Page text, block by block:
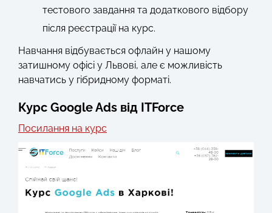
тестового завдання та додаткового відбору
після реєстрації на курс.
Навчання відбувається офлайн у нашому
затишному офісі у Львові, але є можливість
навчатись у гібридному форматі.
Курс Google Ads від ITForce
Посилання на курс